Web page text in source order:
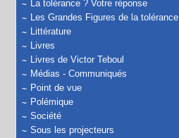
La tolérance ? Votre réponse
Les Grandes Figures de la tolérance
Littérature
Livres
Livres de Victor Teboul
Médias - Communiqués
Point de vue
Polémique
Société
Sous les projecteurs